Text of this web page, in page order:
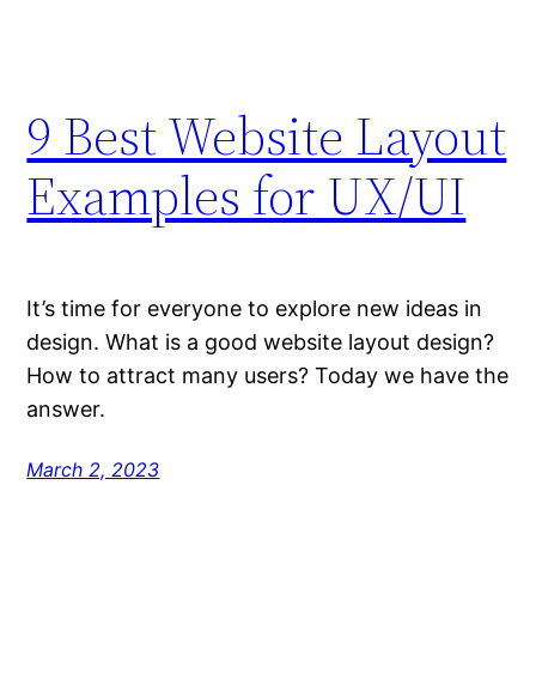
9 Best Website Layout
Examples for UX/UI
It’s time for everyone to explore new ideas in
design. What is a good website layout design?
How to attract many users? Today we have the
answer.
March 2, 2023